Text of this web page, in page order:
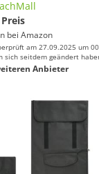
bei Amazon
am 27.09.2025 um
sich seitdem geändert
Anbieter